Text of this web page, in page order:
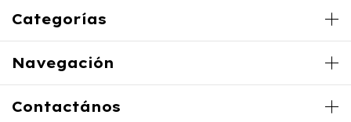
Categorías
Navegación
Contactános